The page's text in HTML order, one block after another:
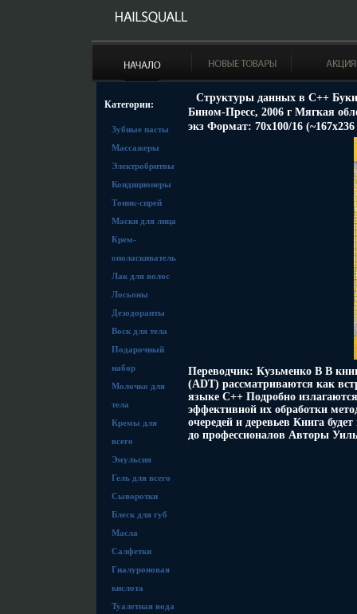
Категории:
Зубные пасты
Массажеры
Электробритвы
Кондиционеры
Тоник-спрей
Маски для лица
Крем-
ополаскиватель
Лак для волос
Лосьоны
Дезодоранты
Воск для тела
Подарочный
набор
Молочко для
тела
Кремы для
всего
Эмульсия
Гель для всего
Сыворотки
Блеск для губ
Масла
Салфетки
Гиалуроновая
кислота
Туалетная вода
Структуры данных в С++
Бином-Пресс, 2006 г Мягкая
экз Формат: 70x100/16
Переводчик: Кузьменко В В
(ADT) рассматриваются как
языке С++ Подробно
эффективной их обработки
очередей и деревьев Книга
до профессионалов Авторы